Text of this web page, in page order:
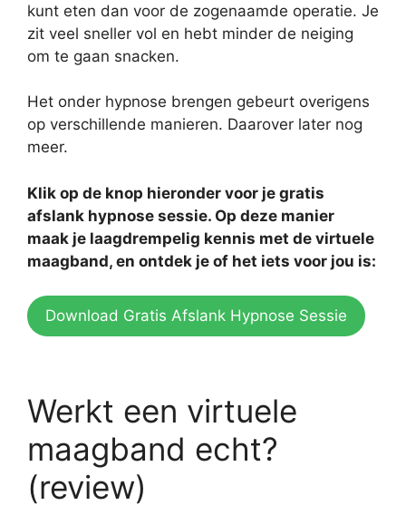
kunt eten dan voor de zogenaamde operatie. Je
zit veel sneller vol en hebt minder de neiging
om te gaan snacken.
Het onder hypnose brengen gebeurt overigens
op verschillende manieren. Daarover later nog
meer.
Klik op de knop hieronder voor je gratis
afslank hypnose sessie. Op deze manier
maak je laagdrempelig kennis met de virtuele
maagband, en ontdek je of het iets voor jou is:
Download Gratis Afslank Hypnose Sessie
Werkt een virtuele
maagband echt?
(review)